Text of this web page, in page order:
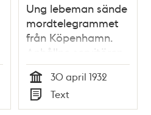
Ung lebeman sände
mordtelegrammet
från Köpenhamn.
Anhållne servitören
spelade kort hos
väninnor då mordet
begicks.
Tid
30 april 1932
Typ
Text